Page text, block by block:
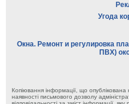
Угода
Окна. Ремонт и регулировка
ПВХ)
Копіювання інформації, що
наявності письмового дозволу